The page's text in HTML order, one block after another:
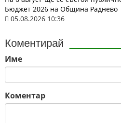
Бюджет 2026 на Община Раднево
05.08.2026 10:36
Коментирай
Име
Коментар